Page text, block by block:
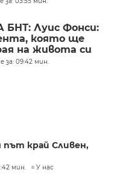
Луис Фонси:
която ще
на живота си
за: 09:42 мин.
път край Сливен,
мин. У нас